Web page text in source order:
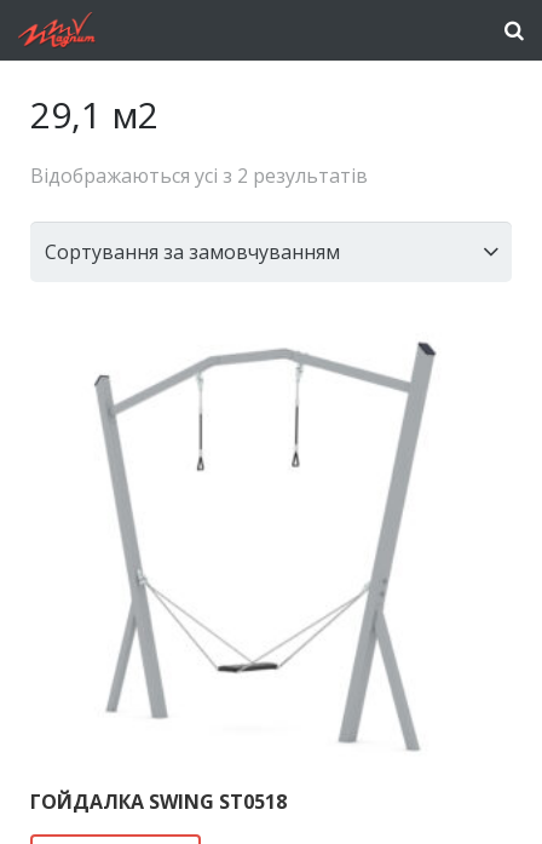
29,1 м2
Відображаються усі з 2 результатів
ГОЙДАЛКА SWING ST0518